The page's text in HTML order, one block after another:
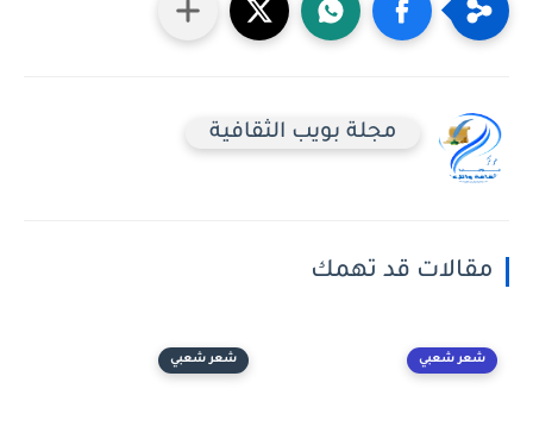
مجلة بويب الثقافية
مقالات قد تهمك
شعر شعبي شعر شعبي